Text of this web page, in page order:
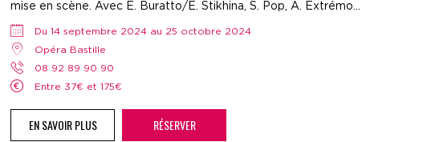
mise en scène. Avec E. Buratto/E. Stikhina, S. Pop, A. Extrémo...
Du 14 septembre 2024 au 25 octobre 2024
Opéra Bastille
08 92 89 90 90
Entre 37€ et 175€
EN SAVOIR PLUS RÉSERVER